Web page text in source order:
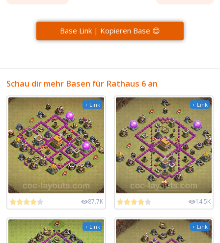
Base Link | Kopieren Base 😊
Schau dir mehr Basen für Rathaus 6 an
+ Link
87.7K
+ Link
14.5K
+ Link + Link